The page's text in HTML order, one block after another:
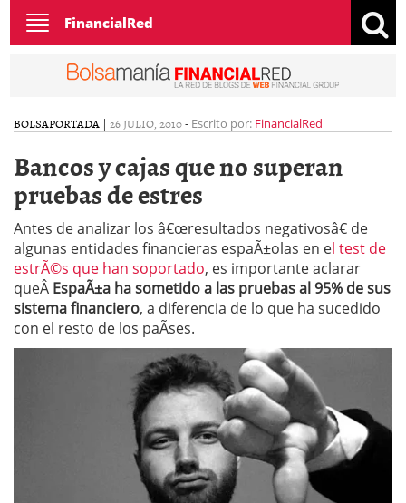
Toggle
navigation
FinancialRed
BOLSAPORTADA | 26 JULIO, 2010- Escrito por: FinancialRed
Bancos y cajas que no superan
pruebas de estres
Antes de analizar los â€œresultados negativosâ€ de
algunas entidades financieras espaÃ±olas en el test de
estrÃ©s que han soportado, es importante aclarar
queÂ EspaÃ±a ha sometido a las pruebas al 95% de sus
sistema financiero, a diferencia de lo que ha sucedido
con el resto de los paÃ­ses.